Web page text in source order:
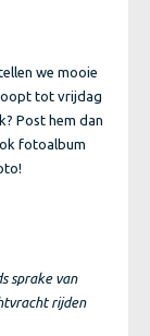
we mooie
tot vrijdag
Post hem dan
fotoalbum
sprake van
rijden